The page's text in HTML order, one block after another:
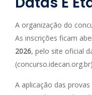
A organização do
As inscrições ficam
2026, pelo site oficial
A aplicação das